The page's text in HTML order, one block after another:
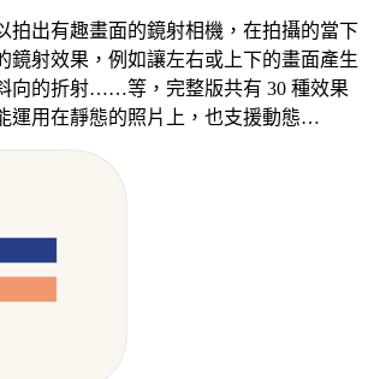
拍出有趣畫面的鏡射相機，在拍攝的當下
鏡射效果，例如讓左右或上下的畫面產生
向的折射……等，完整版共有 30 種效果
運用在靜態的照片上，也支援動態…